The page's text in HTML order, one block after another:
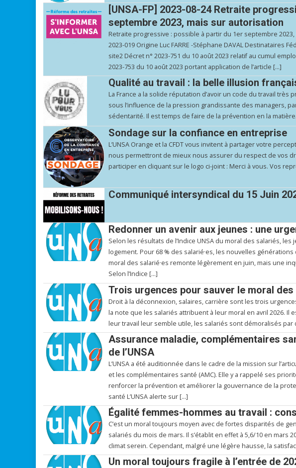
[UNSA-FP] 2023-08-24 Retraite
septembre 2023, mais sur autorisation
Retraite progressive : possible à partir du 1er septembre
2023-019 Origine Luc FARRE -Stéphane DAVAL Destinataires
site2 Décret n° 2023-751 du 10 août 2023 relatif au cumul
2023-753 du 10 août 2023 portant application de l’article […]
Qualité au travail : la belle illusion
La France a la solide réputation d’avoir un code du travail
sous l’influence de la pression grandissante des managers,
sédentarité. Il est temps de faire de la prévention en la
Sondage sur la confiance en entreprise
L’UNSA Orange et la CFDT vous invitent à partager votre
nous permettront de mieux nous assurer du respect de vos
participer en cliquant sur le logo ci-joint : Merci à vous. Vos
Communiqué intersyndical du 15 Juin
Redonner un avenir aux jeunes : une
Selon les résultats de l’Indice UNSA du moral des salariés,
logement. Pour 68 % des salarié·es, les nouvelles
moral des salarié·es remonte légèrement en juin, mais une
Selon l’Indice […]
Trois urgences pour sauver le moral
Droit à la déconnexion, salaires, carrière sont les trois
la note que les salariés attribuent à leur moral en avril 2026. Il
leur travail leur semble utile, les salariés sont démoralisés
Assurance maladie, complémentaires
de l’UNSA
L’UNSA a été auditionnée dans le cadre de la mission sur
et les complémentaires santé (AMC). Elle y a rappelé ses
renforcer la prévention et améliorer la gouvernance de la
santé L’UNSA alerte sur […]
Égalité femmes-hommes au travail :
C’est un moral toujours moyen avec de fortes disparités de
salariés du mois de mars. Il s’établit en effet à 5,6/10 en mars
climat serein. Cependant, malgré une légère hausse, la
Un moral toujours fragile à l’entrée de